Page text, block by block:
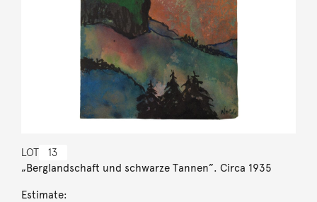
LOT 13
„Berglandschaft und schwarze Tannen”. Circa 1935
Estimate: